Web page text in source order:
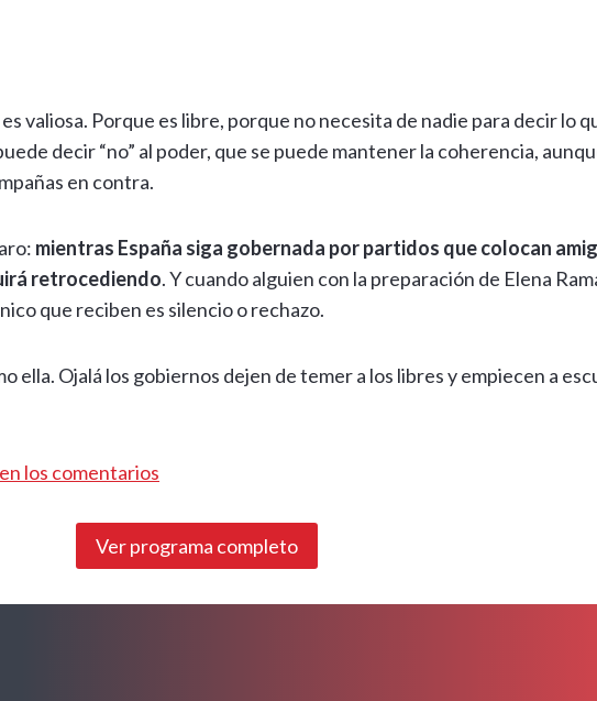
valiosa. Porque es libre, porque no necesita de nadie para decir lo
decir “no” al poder, que se puede mantener la coherencia,
en contra.
mientras España siga gobernada por partidos que colocan
retrocediendo. Y cuando alguien con la preparación de Elena
que reciben es silencio o rechazo.
ella. Ojalá los gobiernos dejen de temer a los libres y empiecen a
los comentarios
Ver programa completo